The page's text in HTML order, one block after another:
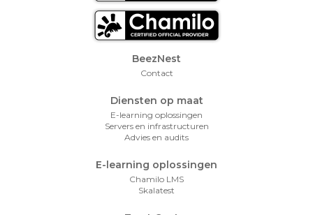
Footer MenuBeezNest
Contact
Diensten op maat
E-learning oplossingen
Servers en infrastructuren
Advies en audits
E-learning oplossingen
Chamilo LMS
Skalatest